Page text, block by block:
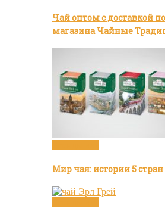
Чай оптом с доставкой
магазина Чайные
Мир чая: истории 5 стран